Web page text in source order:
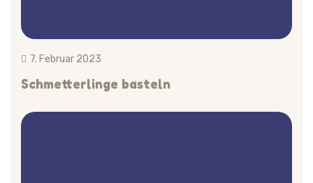
7. Februar 2023
Schmetterlinge basteln